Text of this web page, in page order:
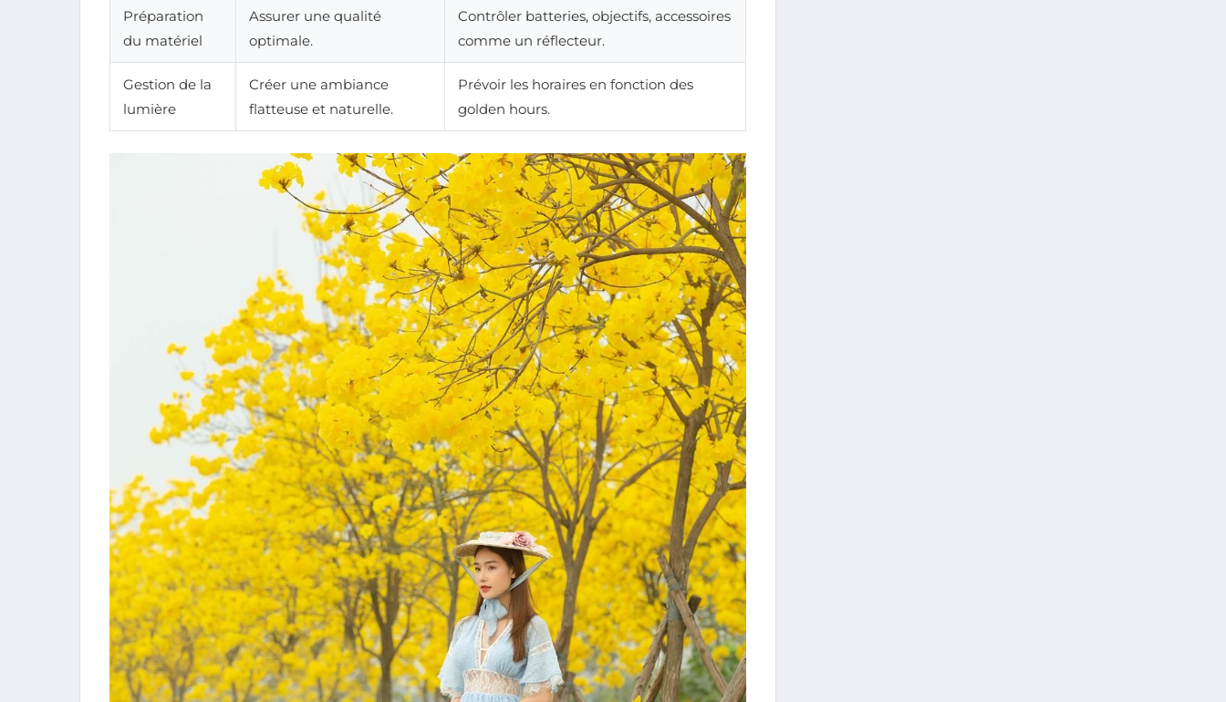
Préparation
du matériel
Assurer une qualité
optimale.
Contrôler batteries, objectifs, accessoires
comme un réflecteur.
Gestion de la
lumière
Créer une ambiance
flatteuse et naturelle.
Prévoir les horaires en fonction des
golden hours.